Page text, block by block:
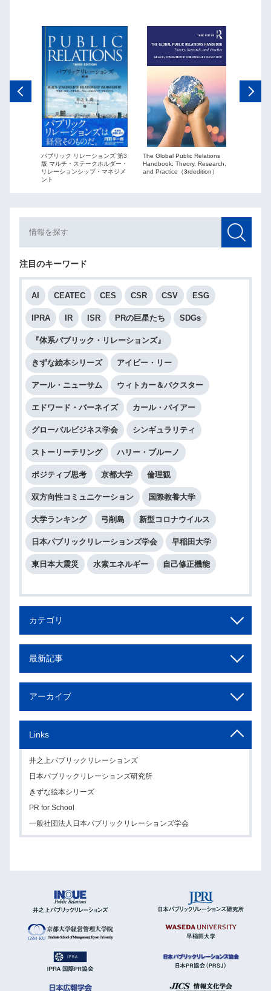
パブリック リレーションズ 第3
版 マルチ・ステークホルダー・
リレーションシップ・マネジメ
ント
The Global Public Relations
Handbook: Theory, Research,
and Practice（3rdedition）
注目のキーワード
AI CEATEC CES CSR CSV ESG
IPRA IR ISR PRの巨星たち SDGs
『体系パブリック・リレーションズ』
きずな絵本シリーズ アイビー・リー
アール・ニューサム ウィトカー＆バクスター
エドワード・バーネイズ カール・バイアー
グローバルビジネス学会 シンギュラリティ
ストーリーテリング ハリー・ブルーノ
ポジティブ思考 京都大学 倫理観
双方向性コミュニケーション 国際教養大学
大学ランキング 弓削島 新型コロナウイルス
日本パブリックリレーションズ学会 早稲田大学
東日本大震災 水素エネルギー 自己修正機能
カテゴリ
最新記事
アーカイブ
Links
井之上パブリックリレーションズ
日本パブリックリレーションズ研究所
きずな絵本シリーズ
PR for School
一般社団法人日本パブリックリレーションズ学会